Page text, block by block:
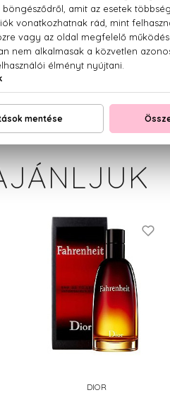
bőr, vetiver, pacsuli
DIOR